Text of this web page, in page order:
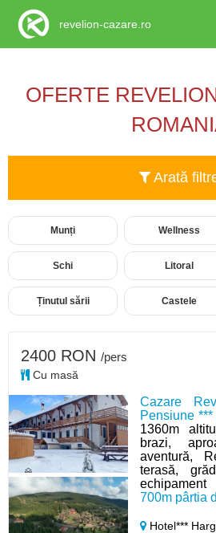
OFERTE
Arată
Munți Wellness
Schi Litoral
Ținutul sării Castele
Cazare
Pensiune *** |
1360m
brazi,
aventură,
terasă,
700m pârtia
Hotel***
2400 RON /pers
Cu masă
revelion-cazare.ro